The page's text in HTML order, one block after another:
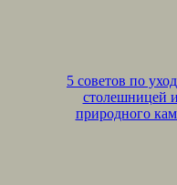
5 советов по
столешницей
природного